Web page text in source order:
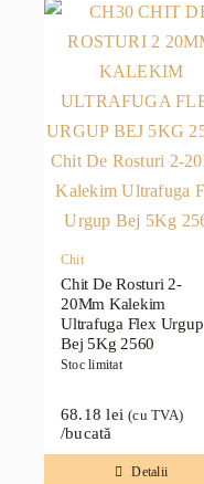
Chit
Chit De Rosturi 2-
20Mm Kalekim
Ultrafuga Flex Urgup
Bej 5Kg 2560
Stoc limitat
68.18lei (cu TVA)
/bucată
Detalii